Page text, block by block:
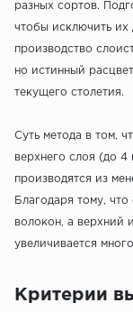
разных сортов.
чтобы исключить
производство
но истинный
текущего столетия.
Суть метода в том,
верхнего слоя (до
производятся из
Благодаря тому,
волокон, а верхний
увеличивается
Критерии